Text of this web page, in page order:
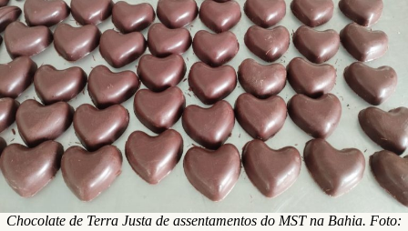
Chocolate de Terra Justa de assentamentos do MST na Bahia. Foto: